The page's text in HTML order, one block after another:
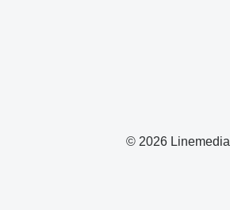
© 2026 Linemedia